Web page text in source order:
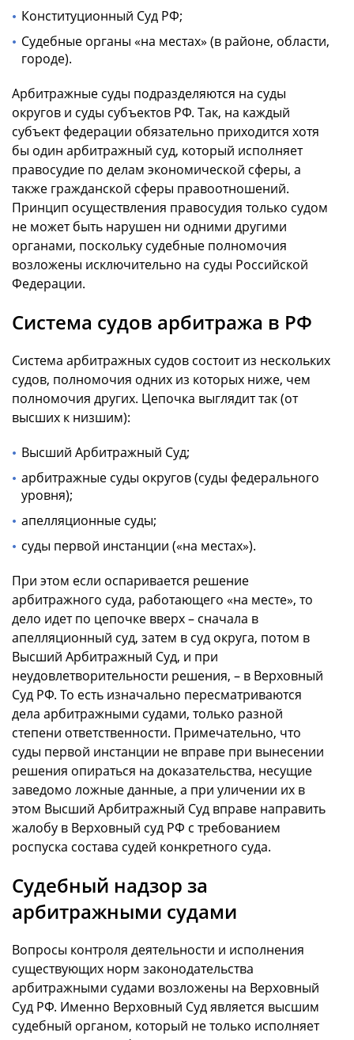
Конституционный Суд РФ;
Судебные органы «на местах» (в районе, области,
городе).
Арбитражные суды подразделяются на суды
округов и суды субъектов РФ. Так, на каждый
субъект федерации обязательно приходится хотя
бы один арбитражный суд, который исполняет
правосудие по делам экономической сферы, а
также гражданской сферы правоотношений.
Принцип осуществления правосудия только судом
не может быть нарушен ни одними другими
органами, поскольку судебные полномочия
возложены исключительно на суды Российской
Федерации.
Система судов арбитража в РФ
Система арбитражных судов состоит из нескольких
судов, полномочия одних из которых ниже, чем
полномочия других. Цепочка выглядит так (от
высших к низшим):
Высший Арбитражный Суд;
арбитражные суды округов (суды федерального
уровня);
апелляционные суды;
суды первой инстанции («на местах»).
При этом если оспаривается решение
арбитражного суда, работающего «на месте», то
дело идет по цепочке вверх – сначала в
апелляционный суд, затем в суд округа, потом в
Высший Арбитражный Суд, и при
неудовлетворительности решения, – в Верховный
Суд РФ. То есть изначально пересматриваются
дела арбитражными судами, только разной
степени ответственности. Примечательно, что
суды первой инстанции не вправе при вынесении
решения опираться на доказательства, несущие
заведомо ложные данные, а при уличении их в
этом Высший Арбитражный Суд вправе направить
жалобу в Верховный суд РФ с требованием
роспуска состава судей конкретного суда.
Судебный надзор за
арбитражными судами
Вопросы контроля деятельности и исполнения
существующих норм законодательства
арбитражными судами возложены на Верховный
Суд РФ. Именно Верховный Суд является высшим
судебный органом, который не только исполняет